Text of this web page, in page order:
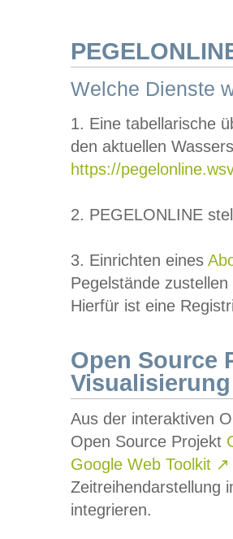
Welche Dienste
1. Eine tabellarische
den aktuellen
https://
2. PEGELONLINE
3. Einrichten eines
Pegelstände
Hierfür ist eine
Open Source
Visualisierung
Aus der interaktiven
Open Source Projekt
Google Web Toolkit ↗
Zeitreihendarstellung
integrieren.